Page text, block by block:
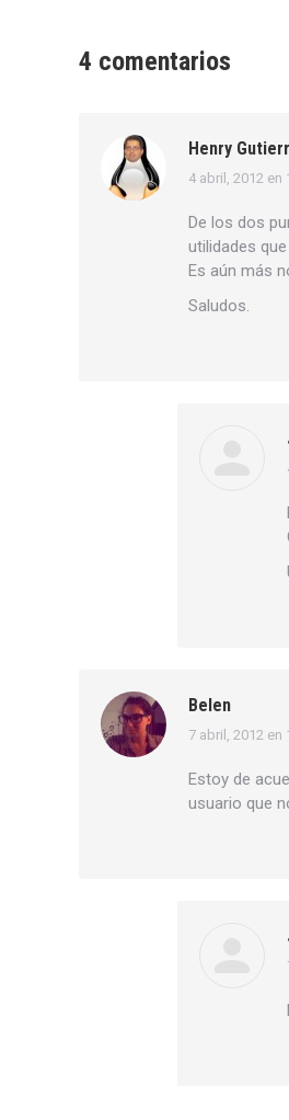
4 comentarios
Henry
dice:
4 abril, 2012 en
De los dos
utilidades
Es aún más
Saludos.
Belen
dice:
7 abril, 2012 en
Estoy de
usuario que